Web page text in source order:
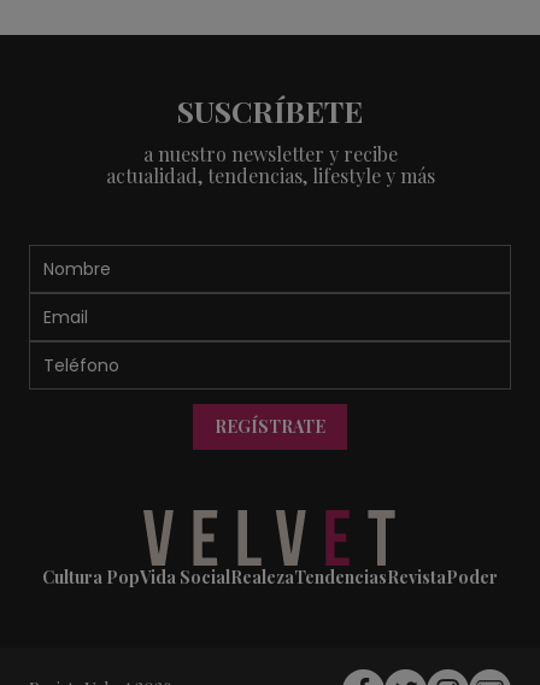
SUSCRÍBETE
a nuestro newsletter y recibe
actualidad, tendencias, lifestyle y más
REGÍSTRATE
Cultura PopVida SocialRealezaTendenciasRevistaPoder